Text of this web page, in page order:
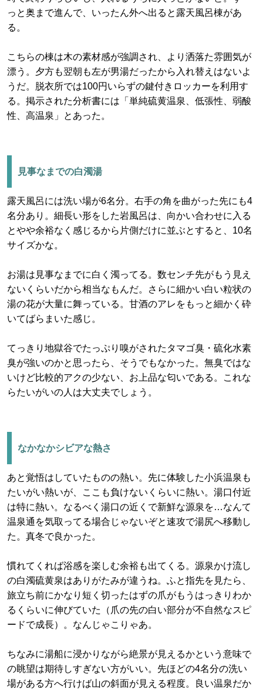
っと奥まで進んで、いったん外へ出ると露天風呂棟があ
る。
こちらの棟は木の素材感が強調され、より洒落た雰囲気が
漂う。夕方も翌朝も左が男湯だったから入れ替えはないよ
うだ。脱衣所では100円いらずの鍵付きロッカーを利用す
る。掲示された分析書には「単純硫黄温泉、低張性、弱酸
性、高温泉」とあった。
見事なまでの白濁湯
露天風呂には洗い場が6名分。右手の角を曲がった先にも4
名分あり。細長い形をした岩風呂は、向かい合わせに入る
とやや余裕なく感じるから片側だけに並ぶとすると、10名
サイズかな。
お湯は見事なまでに白く濁ってる。数センチ先がもう見え
ないくらいだから相当なもんだ。さらに細かい白い粒状の
湯の花が大量に舞っている。甘酒のアレをもっと細かく砕
いてばらまいた感じ。
てっきり地獄谷でたっぷり嗅がされたタマゴ臭・硫化水素
臭が強いのかと思ったら、そうでもなかった。無臭ではな
いけど比較的アクの少ない、お上品な匂いである。これな
らたいがいの人は大丈夫でしょう。
なかなかシビアな熱さ
あと覚悟はしていたものの熱い。先に体験した小浜温泉も
たいがい熱いが、ここも負けないくらいに熱い。湯口付近
は特に熱い。なるべく湯口の近くで新鮮な源泉を…なんて
温泉通を気取ってる場合じゃないぞと速攻で湯尻へ移動し
た。真冬で良かった。
慣れてくれば浴感を楽しむ余裕も出てくる。源泉かけ流し
の白濁硫黄泉はありがたみが違うね。ふと指先を見たら、
旅立ち前にかなり短く切ったはずの爪がもうはっきりわか
るくらいに伸びていた（爪の先の白い部分が不自然なスピ
ードで成長）。なんじゃこりゃあ。
ちなみに湯船に浸かりながら絶景が見えるかという意味で
の眺望は期待しすぎない方がいい。先ほどの4名分の洗い
場がある方へ行けば山の斜面が見える程度。良い温泉だか